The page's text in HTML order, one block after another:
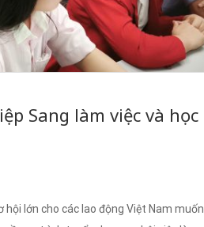
Sang làm việc và học
hội lớn cho các lao động Việt Nam muốn